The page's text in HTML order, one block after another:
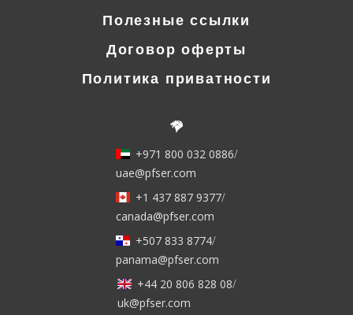
Полезные ссылки
Договор оферты
Политика приватности
+971 800 032 0886/
uae@pfser.com
+1 437 887 9377/
canada@pfser.com
+507 833 8774/
panama@pfser.com
+44 20 806 828 08/
uk@pfser.com